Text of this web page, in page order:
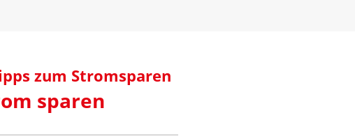
zum Stromsparen
sparen